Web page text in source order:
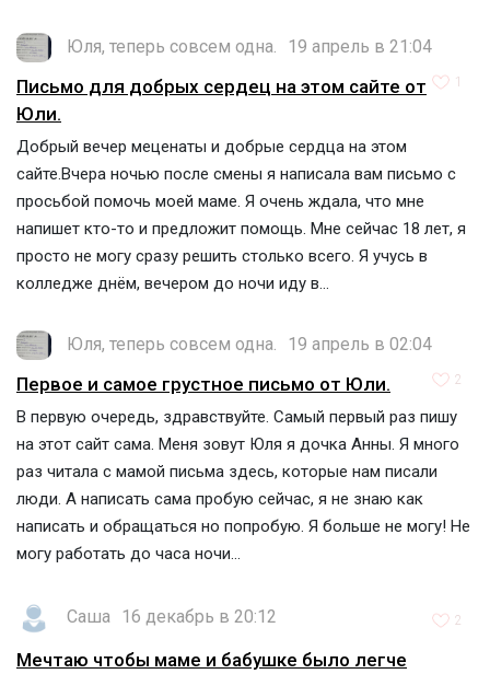
Юля, теперь совсем одна. 19 апрель в 21:04
1
Письмо для добрых сердец на этом сайте от
Юли.
Добрый вечер меценаты и добрые сердца на этом
сайте.Вчера ночью после смены я написала вам письмо с
просьбой помочь моей маме. Я очень ждала, что мне
напишет кто-то и предложит помощь. Мне сейчас 18 лет, я
просто не могу сразу решить столько всего. Я учусь в
колледже днём, вечером до ночи иду в...
Юля, теперь совсем одна. 19 апрель в 02:04
2
Первое и самое грустное письмо от Юли.
В первую очередь, здравствуйте. Самый первый раз пишу
на этот сайт сама. Меня зовут Юля я дочка Анны. Я много
раз читала с мамой письма здесь, которые нам писали
люди. А написать сама пробую сейчас, я не знаю как
написать и обращаться но попробую. Я больше не могу! Не
могу работать до часа ночи...
Саша 16 декабрь в 20:12 2
Мечтаю чтобы маме и бабушке было легче